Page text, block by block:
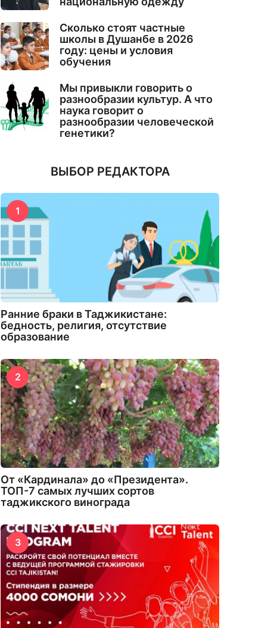
Сколько стоят частные
школы в Душанбе в 2026
году: цены и условия
обучения
Мы привыкли говорить о
разнообразии культур. А что
наука говорит о
разнообразии человеческой
генетики?
ВЫБОР РЕДАКТОРА
1
Ранние браки в Таджикистане:
бедность, религия, отсутствие
образование
2
От «Кардинала» до «Президента».
ТОП-7 самых лучших сортов
таджикского винограда
3